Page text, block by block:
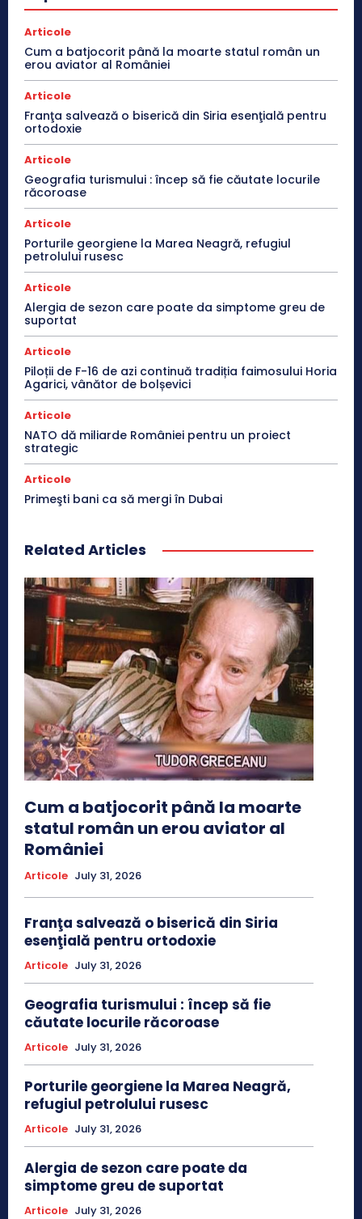
Articole
Cum a batjocorit până la moarte statul român un
erou aviator al României
Articole
Franţa salvează o biserică din Siria esenţială pentru
ortodoxie
Articole
Geografia turismului : încep să fie căutate locurile
răcoroase
Articole
Porturile georgiene la Marea Neagră, refugiul
petrolului rusesc
Articole
Alergia de sezon care poate da simptome greu de
suportat
Articole
Piloții de F-16 de azi continuă tradiția faimosului Horia
Agarici, vânător de bolșevici
Articole
NATO dă miliarde României pentru un proiect
strategic
Articole
Primeşti bani ca să mergi în Dubai
Related Articles
Cum a batjocorit până la moarte
statul român un erou aviator al
României
Articole July 31, 2026
Franţa salvează o biserică din Siria
esenţială pentru ortodoxie
Articole July 31, 2026
Geografia turismului : încep să fie
căutate locurile răcoroase
Articole July 31, 2026
Porturile georgiene la Marea Neagră,
refugiul petrolului rusesc
Articole July 31, 2026
Alergia de sezon care poate da
simptome greu de suportat
Articole July 31, 2026